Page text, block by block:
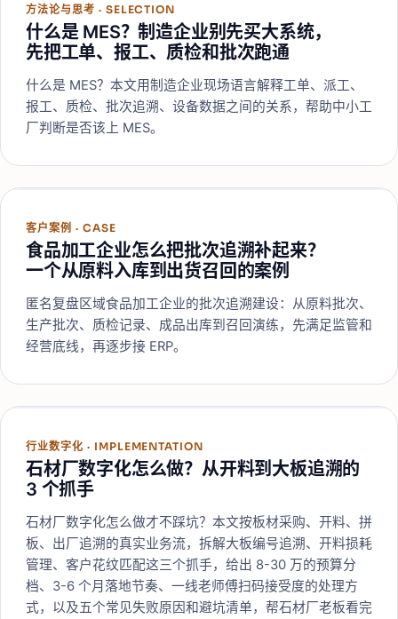
方法论与思考 · SELECTION
什么是 MES？制造企业别先买大系统，
先把工单、报工、质检和批次跑通
什么是 MES？本文用制造企业现场语言解释工单、派工、
报工、质检、批次追溯、设备数据之间的关系，帮助中小工
厂判断是否该上 MES。
客户案例 · CASE
食品加工企业怎么把批次追溯补起来？
一个从原料入库到出货召回的案例
匿名复盘区域食品加工企业的批次追溯建设：从原料批次、
生产批次、质检记录、成品出库到召回演练，先满足监管和
经营底线，再逐步接 ERP。
行业数字化 · IMPLEMENTATION
石材厂数字化怎么做？从开料到大板追溯的
3 个抓手
石材厂数字化怎么做才不踩坑？本文按板材采购、开料、拼
板、出厂追溯的真实业务流，拆解大板编号追溯、开料损耗
管理、客户花纹匹配这三个抓手，给出 8-30 万的预算分
档、3-6 个月落地节奏、一线老师傅扫码接受度的处理方
式，以及五个常见失败原因和避坑清单，帮石材厂老板看完